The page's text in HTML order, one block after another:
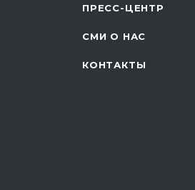
ПРЕСС-ЦЕНТР
СМИ О НАС
КОНТАКТЫ